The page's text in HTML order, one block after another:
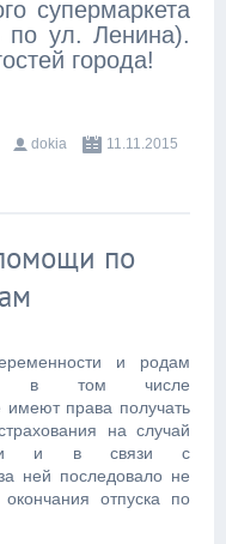
супермаркета
ул. Ленина).
города!
dokia
11.11.2015
по
и родам
в том числе
права получать
на случай
и в связи с
ней последовало не
отпуска по